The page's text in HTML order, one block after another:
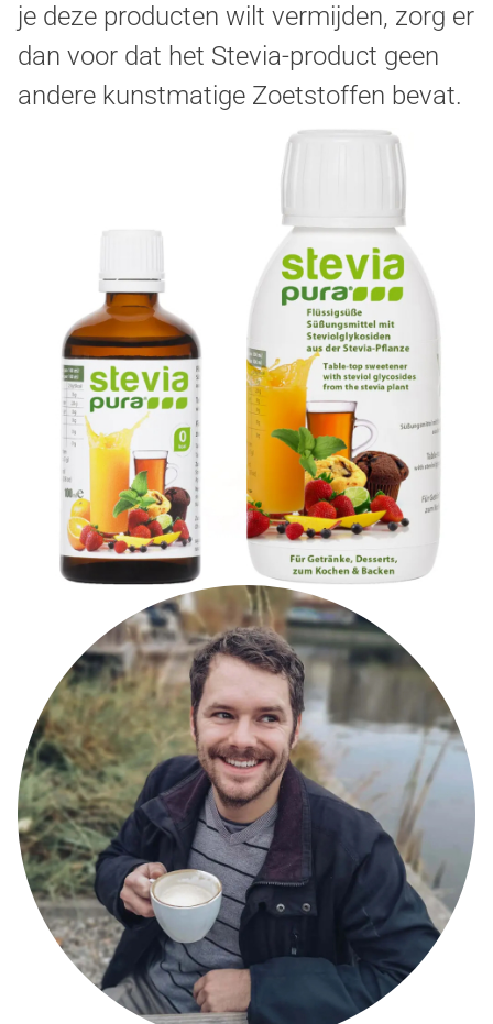
je deze producten wilt vermijden, zorg er
dan voor dat het Stevia-product geen
andere kunstmatige Zoetstoffen bevat.